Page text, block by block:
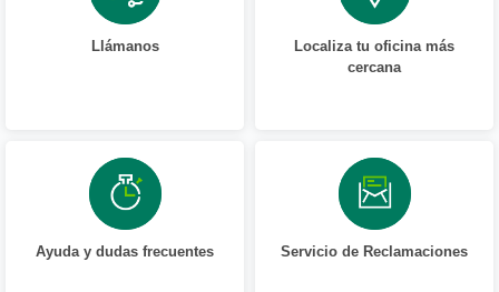
Llámanos
Localiza tu oficina más
cercana
Ayuda y dudas frecuentes Servicio de Reclamaciones